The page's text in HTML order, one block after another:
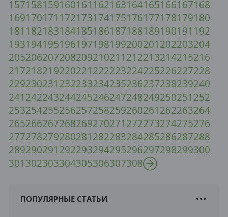
157158159160161 162163164165166167168
169170171 172173174175176177178179180
181 182183184185186187188189190191 192
193194195196197198199200201202203204
205206207208209210211212213214215216
217218219220221222223224225226227228
229230231232233234235236237238239240
241242243244245246247248249250251252
253254255256257258259260261262263264
265266267268269270271272273274275276
277278279280281282283284285286287288
289290291292293294295296297298299300
301302303304305306307308
ПОПУЛЯРНЫЕ СТАТЬИ